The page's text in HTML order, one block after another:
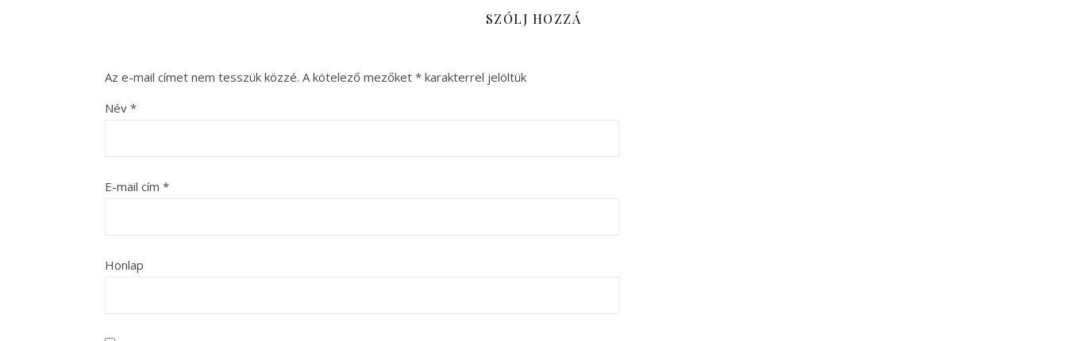
SZÓLJ HOZZÁ
Az e-mail címet nem tesszük közzé. A kötelező mezőket * karakterrel jelöltük
Név *
E-mail cím *
Honlap